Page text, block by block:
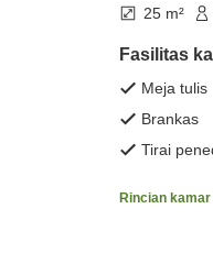
25 m²
Fasilitas
Meja tulis
Brankas
Tirai
Rincian